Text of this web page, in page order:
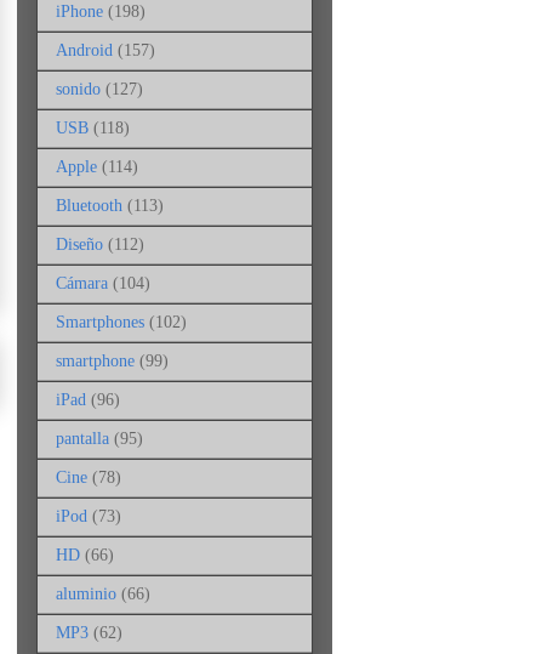
iPhone (198)
Android (157)
sonido (127)
USB (118)
Apple (114)
Bluetooth (113)
Diseño (112)
Cámara (104)
Smartphones (102)
smartphone (99)
iPad (96)
pantalla (95)
Cine (78)
iPod (73)
HD (66)
aluminio (66)
MP3 (62)